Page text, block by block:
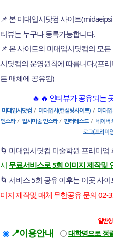
📌 본 미대입시닷컴 사이트
터뷰는 누구나 등록가능합니다.
📌 본 사이트와 미대입시닷컴의 모
시닷컴의 운영원칙에 따릅니다.(프
든 매체에 공유됨)
🔥 🔥 인터뷰가 공유되는
미대입시닷컴 / 미대입시(컨설팅사이트) / 미대
인스타/ 입시미술 인스타/ 핀터레스트/ 네이버
로그(프리미
🌀 미대입시닷컴 미술학원 프리미엄
시 무료서비스로 5회 이미지 제작및
🌀 서비스 5회 공유 이후는 이곳 사
미지 제작및 매체 무한공유 문의 02-
일반형
📍이용안내 대학명으로 정